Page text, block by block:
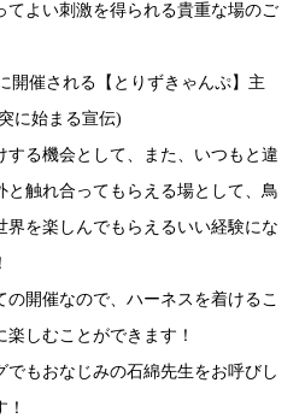
てよい刺激を得られる貴重な場のご
開催される【とりずきゃんぷ】主
に始まる宣伝)
する機会として、また、いつもと違
と触れ合ってもらえる場として、鳥
界を楽しんでもらえるいい経験にな
開催なので、ハーネスを着けるこ
しむことができます！
もおなじみの石綿先生をお呼びし